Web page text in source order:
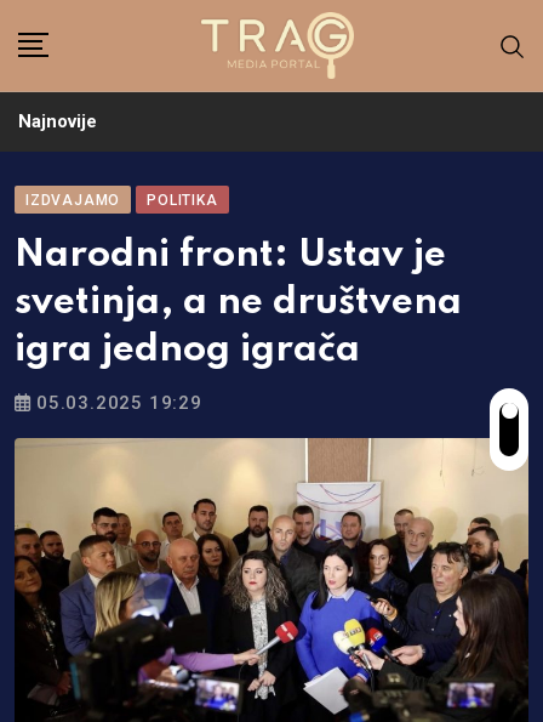
Najnovije
IZDVAJAMO POLITIKA
Narodni front: Ustav je
svetinja, a ne društvena
igra jednog igrača
05.03.2025 19:29